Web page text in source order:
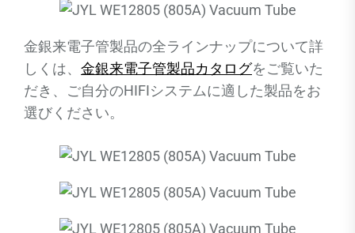
金銀来電子管製品の全ラインナップについて詳
しくは、 金銀来電子管製品カタログをご覧いた
だき、ご自分のHIFIシステムに適した製品をお
選びください。